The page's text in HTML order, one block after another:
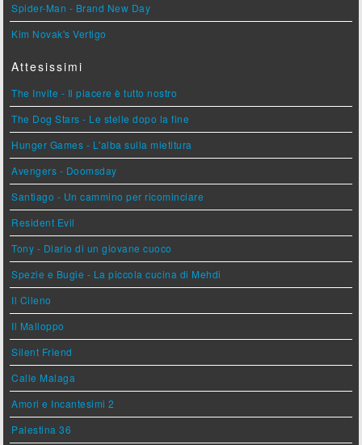
Spider-Man - Brand New Day
Kim Novak's Vertigo
Attesissimi
The Invite - Il piacere è tutto nostro
The Dog Stars - Le stelle dopo la fine
Hunger Games - L'alba sulla mietitura
Avengers - Doomsday
Santiago - Un cammino per ricominciare
Resident Evil
Tony - Diario di un giovane cuoco
Spezie e Bugie - La piccola cucina di Mehdi
Il Cileno
Il Malloppo
Silent Friend
Calle Malaga
Amori e Incantesimi 2
Palestina 36